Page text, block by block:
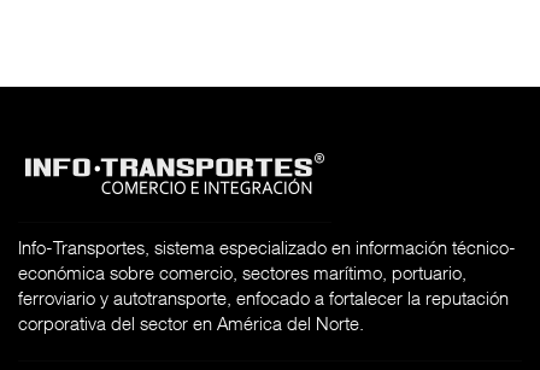
Info-Transportes, sistema especializado en información técnico-
económica sobre comercio, sectores marítimo, portuario,
ferroviario y autotransporte, enfocado a fortalecer la reputación
corporativa del sector en América del Norte.